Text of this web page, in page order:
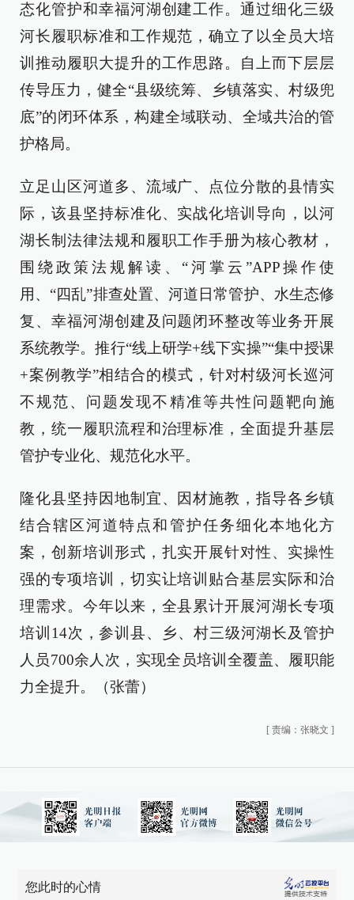
态化管护和幸福河湖创建工作。通过细化三级
河长履职标准和工作规范，确立了以全员大培
训推动履职大提升的工作思路。自上而下层层
传导压力，健全“县级统筹、乡镇落实、村级兜
底”的闭环体系，构建全域联动、全域共治的管
护格局。
立足山区河道多、流域广、点位分散的县情实
际，该县坚持标准化、实战化培训导向，以河
湖长制法律法规和履职工作手册为核心教材，
围绕政策法规解读、“河掌云”APP操作使
用、“四乱”排查处置、河道日常管护、水生态修
复、幸福河湖创建及问题闭环整改等业务开展
系统教学。推行“线上研学+线下实操”“集中授课
+案例教学”相结合的模式，针对村级河长巡河
不规范、问题发现不精准等共性问题靶向施
教，统一履职流程和治理标准，全面提升基层
管护专业化、规范化水平。
隆化县坚持因地制宜、因材施教，指导各乡镇
结合辖区河道特点和管护任务细化本地化方
案，创新培训形式，扎实开展针对性、实操性
强的专项培训，切实让培训贴合基层实际和治
理需求。今年以来，全县累计开展河湖长专项
培训14次，参训县、乡、村三级河湖长及管护
人员700余人次，实现全员培训全覆盖、履职能
力全提升。（张蕾）
[ 责编：张晓文 ]
您此时的心情